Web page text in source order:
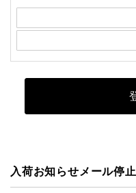
入荷お知らせメール停止